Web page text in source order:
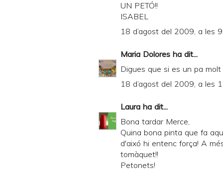
UN PETÓ!!
ISABEL
18 d’agost del 2009, a les
Maria Dolores ha dit...
Digues que si es un pa
18 d’agost del 2009, a les
Laura ha dit...
Bona tardar Merce,
Quina bona pinta que fa
d'aixó hi entenc força! A
tomàquet!!
Petonets!